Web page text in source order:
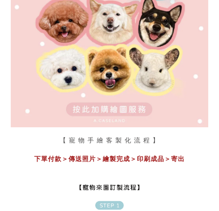
【 寵 物 手 繪 客 製 化 流 程 】
下單付款＞傳送照片 ＞ 繪製完成 ＞ 印刷成品 ＞ 寄出